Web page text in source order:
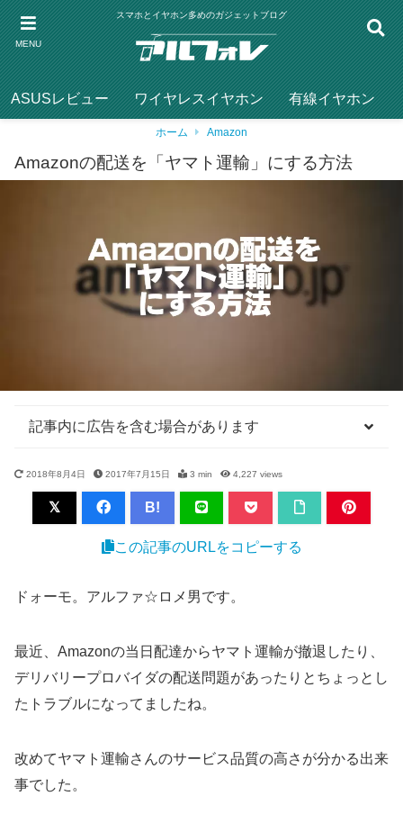
MENU
スマホとイヤホン多めのガジェットブログ
ASUSレビュー ワイヤレスイヤホン 有線イヤホン
ホーム Amazon
Amazonの配送を「ヤマト運輸」にする方法
2018年8月4日 2017年7月15日 3 min 4,227 views
記事内に広告を含む場合があります
B!
この記事のURLをコピーする
ドォーモ。アルファ☆ロメ男です。
最近、Amazonの当日配達からヤマト運輸が撤退したり、
デリバリープロバイダの配送問題があったりとちょっとし
たトラブルになってましたね。
改めてヤマト運輸さんのサービス品質の高さが分かる出来
事でした。